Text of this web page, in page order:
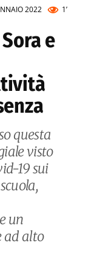
2022 1’
e
questa
visto
19 sui
un
ad alto